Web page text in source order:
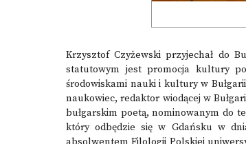
Krzysztof Czyżewski przyjechał do
statutowym jest promocja kultury
środowiskami nauki i kultury w
naukowiec, redaktor wiodącej w
bułgarskim poetą, nominowanym do
który odbędzie się w Gdańsku w